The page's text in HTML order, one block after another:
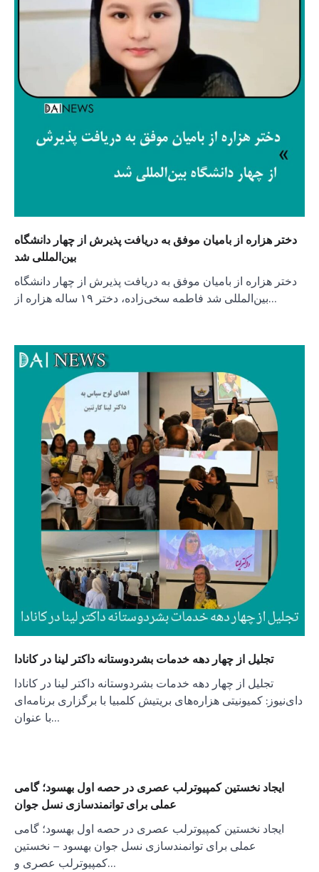
دختر هزاره از بامیان موفق به دریافت پذیرش از چهار دانشگاه
بین‌المللی شد
دختر هزاره از بامیان موفق به دریافت پذیرش از چهار دانشگاه
بین‌المللی شد فاطمه سخی‌زاده، دختر ۱۹ ساله هزاره از…
تجلیل از چهار دهه خدمات بشردوستانه داکتر لینا در کانادا
تجلیل از چهار دهه خدمات بشردوستانه داکتر لینا در کانادا
دای‌نیوز: کمیونیتی هزاره‌های بریتیش کلمبیا با برگزاری برنامه‌ای
با عنوان…
ایجاد نخستین کمپیوترلب عصری در حصه‌ اول بهسود؛ گامی
عملی برای توانمندسازی نسل جوان
ایجاد نخستین کمپیوترلب عصری در حصه‌ اول بهسود؛ گامی
عملی برای توانمندسازی نسل جوان بهسود – نخستین
کمپیوترلب عصری و…